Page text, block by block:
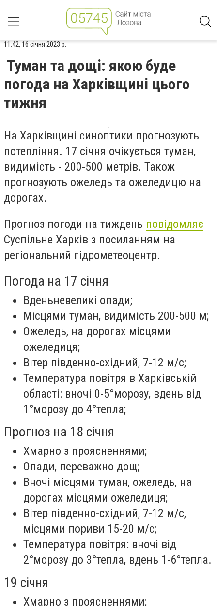
11:42, 16 січня 2023 р.
Туман та дощі: якою буде
погода на Харківщині цього
тижня
На Харківщині синоптики прогнозують
потепління. 17 січня очікується туман,
видимість - 200-500 метрів. Також
прогнозують ожеледь та ожеледицю на
дорогах.
Прогноз погоди на тиждень повідомляє
Суспільне Харків з посиланням на
регіональний гідрометеоцентр.
Погода на 17 січня
Вденьневеликі опади;
Місцями туман, видимість 200-500 м;
Ожеледь, на дорогах місцями
ожеледиця;
Вітер південно-східний, 7-12 м/с;
Температура повітря в Харківській
області: вночі 0-5°морозу, вдень від
1°морозу до 4°тепла;
Прогноз на 18 січня
Хмарно з проясненнями;
Опади, переважно дощ;
Вночі місцями туман, ожеледь, на
дорогах місцями ожеледиця;
Вітер південно-східний, 7-12 м/с,
місцями пориви 15-20 м/с;
Температура повітря: вночі від
2°морозу до 3°тепла, вдень 1-6°тепла.
19 січня
Хмарно з проясненнями;